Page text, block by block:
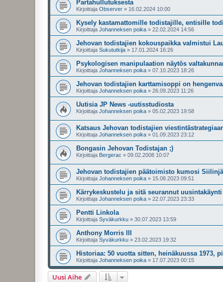
Partahullutuksesta
Kirjoittaja Observer » 16.02.2024 10:00
Kysely kastamattomille todistajille, entisille
Kirjoittaja Johanneksen poika » 22.02.2024 14:56
Jehovan todistajien kokouspaikka valmistui
Kirjoittaja Sukututkija » 17.01.2024 16:26
Psykologisen manipulaation näytös
Kirjoittaja Johanneksen poika » 07.10.2023 18:26
Jehovan todistajien karttamisoppi on
Kirjoittaja Johanneksen poika » 26.09.2023 11:26
Uutisia JP News -uutisstudiosta
Kirjoittaja Johanneksen poika » 05.02.2023 19:58
Katsaus Jehovan todistajien
Kirjoittaja Johanneksen poika » 01.09.2023 23:12
Bongasin Jehovan Todistajan ;)
Kirjoittaja Bergerac » 09.02.2008 10:07
Jehovan todistajien päätoimisto kumosi
Kirjoittaja Johanneksen poika » 15.08.2023 09:51
Kärrykeskustelu ja sitä seurannut
Kirjoittaja Johanneksen poika » 22.07.2023 23:33
Pentti Linkola
Kirjoittaja Syväkurkku » 30.07.2023 13:59
Anthony Morris III
Kirjoittaja Syväkurkku » 23.02.2023 19:32
Historiaa: 50 vuotta sitten, heinäkuussa
Kirjoittaja Johanneksen poika » 17.07.2023 00:15
Uusi Aihe